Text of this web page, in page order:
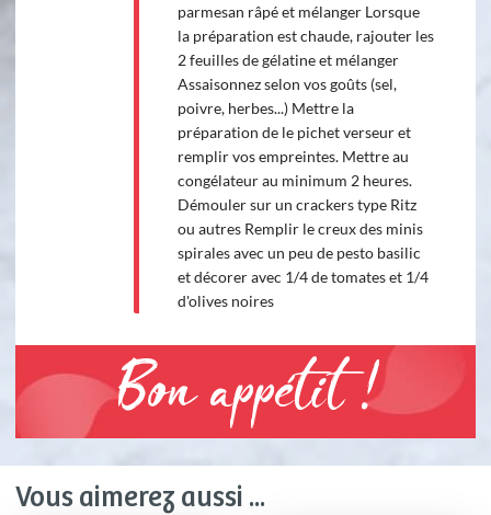
parmesan râpé et mélanger Lorsque
la préparation est chaude, rajouter les
2 feuilles de gélatine et mélanger
Assaisonnez selon vos goûts (sel,
poivre, herbes...) Mettre la
préparation de le pichet verseur et
remplir vos empreintes. Mettre au
congélateur au minimum 2 heures.
Démouler sur un crackers type Ritz
ou autres Remplir le creux des minis
spirales avec un peu de pesto basilic
et décorer avec 1/4 de tomates et 1/4
d'olives noires
Bon appétit !
Vous aimerez aussi ...